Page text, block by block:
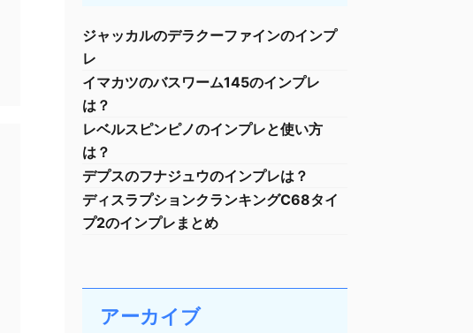
ジャッカルのデラクーファインのインプ
レ
イマカツのバスワーム145のインプレ
は？
レベルスピンピノのインプレと使い方
は？
デプスのフナジュウのインプレは？
ディスラプションクランキングC68タイ
プ2のインプレまとめ
アーカイブ